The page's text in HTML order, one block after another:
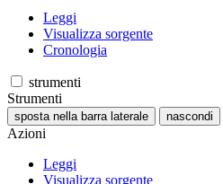
Leggi
Visualizza sorgente
Cronologia
strumenti
Strumenti
sposta nella barra laterale nascondi
Azioni
Leggi
Visualizza sorgente